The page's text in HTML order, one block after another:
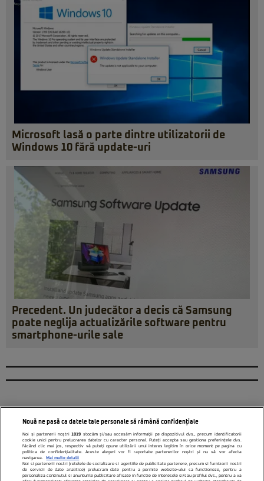
Microsoft lasă o parte dintre utilizatorii de
Windows 10 fără update-uri
Precedent. Un judecător a decis că Samsung
poate neglija actualizările software pentru
smartphone-urile sale
Nouă ne pasă ca datele tale personale să rămână confidențiale
Noi și partenerii noștri1019 stocăm și/sau accesăm informații pe dispozitivul dvs., precum identificatorii
cookie unici pentru prelucrarea datelor cu caracter personal. Puteți accepta sau gestiona preferințele dvs.
făcând clic mai jos, respectiv vă puteți opune utilizării unui interes legitim în orice moment pe pagina cu
politica de confidențialitate. Aceste alegeri vor fi raportate partenerilor noștri și nu vă vor afecta
navigarea.
Mai multe detalii
Noi si partenerii nostri (retelele de socializare si agentiile de publicitate partenere, precum si furnizorii nostri
de servicii de date analitice) prelucram date pentru a permite website-ului sa functioneze, pentru a
personaliza continutul si anunturile publicitare afisate in functie de interesele si/sau profilul dvs., pentru a va